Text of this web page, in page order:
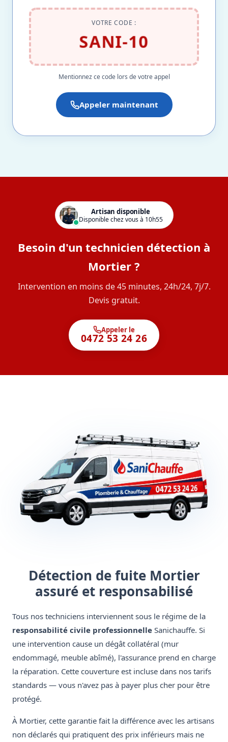
VOTRE CODE :
SANI-10
Mentionnez ce code lors de votre appel
Appeler maintenant
Artisan disponible
Disponible chez vous à 10h55
Besoin d'un technicien détection à
Mortier ?
Intervention en moins de 45 minutes, 24h/24, 7j/7.
Devis gratuit.
Appeler le
0472 53 24 26
Détection de fuite Mortier
assuré et responsabilisé
Tous nos techniciens interviennent sous le régime de la
responsabilité civile professionnelle Sanichauffe. Si
une intervention cause un dégât collatéral (mur
endommagé, meuble abîmé), l'assurance prend en charge
la réparation. Cette couverture est incluse dans nos tarifs
standards — vous n'avez pas à payer plus cher pour être
protégé.
À Mortier, cette garantie fait la différence avec les artisans
non déclarés qui pratiquent des prix inférieurs mais ne